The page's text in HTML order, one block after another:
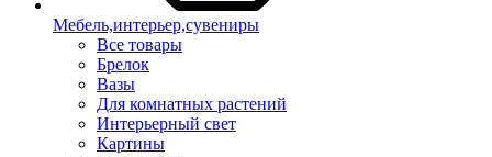
Мебель,интерьер,сувениры
Все товары
Брелок
Вазы
Для комнатных растений
Интерьерный свет
Картины